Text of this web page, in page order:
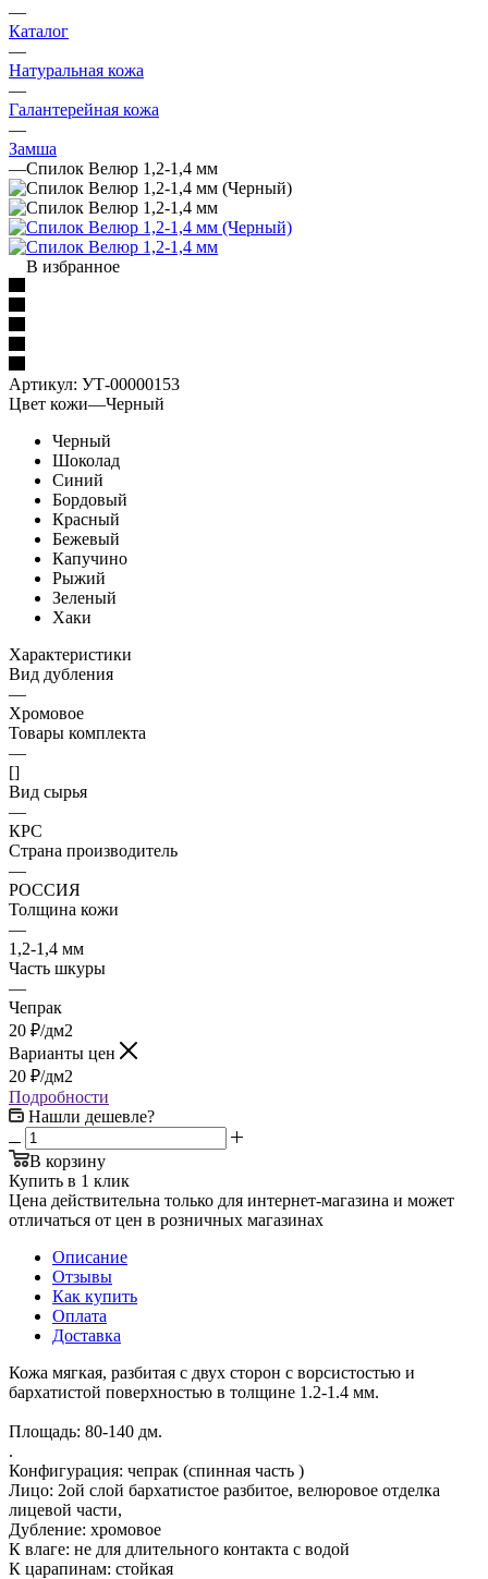
—
Каталог
—
Натуральная кожа
—
Галантерейная кожа
—
Замша
—Спилок Велюр 1,2-1,4 мм
В избранное
Артикул: УТ-00000153
Цвет кожи—Черный
Черный
Шоколад
Синий
Бордовый
Красный
Бежевый
Капучино
Рыжий
Зеленый
Хаки
Характеристики
Вид дубления
—
Хромовое
Товары комплекта
—
[]
Вид сырья
—
КРС
Страна производитель
—
РОССИЯ
Толщина кожи
—
1,2-1,4 мм
Часть шкуры
—
Чепрак
20 ₽/дм2
Варианты цен
20 ₽/дм2
Подробности
Нашли дешевле?
В корзину
Купить в 1 клик
Цена действительна только для интернет-магазина и может
отличаться от цен в розничных магазинах
Описание
Отзывы
Как купить
Оплата
Доставка
Кожа мягкая, разбитая с двух сторон с ворсистостью и
бархатистой поверхностью в толщине 1.2-1.4 мм.
Площадь: 80-140 дм.
.
Конфигурация: чепрак (спинная часть )
Лицо: 2ой слой бархатистое разбитое, велюровое отделка
лицевой части,
Дубление: хромовое
К влаге: не для длительного контакта с водой
К царапинам: стойкая